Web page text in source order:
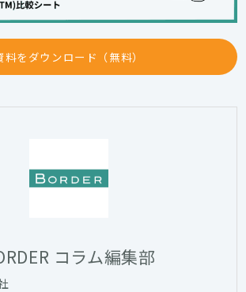
料をダウンロード（無料）
コラム編集部